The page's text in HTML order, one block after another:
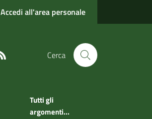
Accedi all'area personale
Cerca
Tutti gli
argomenti...